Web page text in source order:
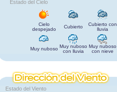
Estado del Cielo
Cielo
despejado
Cubierto
Cubierto con
lluvia
Muy nuboso Muy nuboso
con lluvia
Muy nuboso
con nieve
Estado del Viento